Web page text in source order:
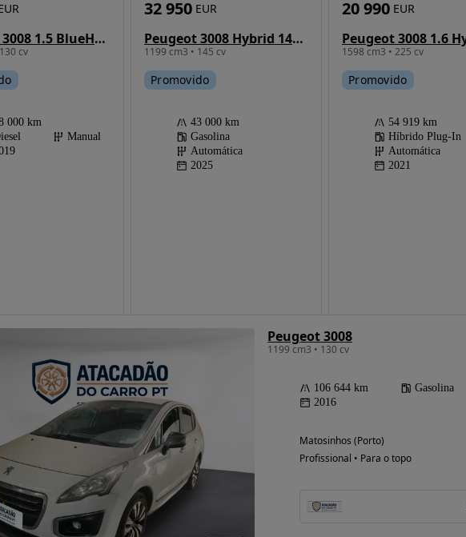
Possibilidade de
financiamento
Peugeot 3008 1.5 BlueHDi Allure Pack
cv
000 km
Manual
Peugeot 3008 Hybrid 145 e-DSC6 GT
1199 cm3 • 145 cv
32 950 EUR
Promovido
43 000 km
Gasolina
Automática
2025
1598 cm3 • 225 cv
20 990 EUR
Promovido
54 919 km
Híbrido Plug-In
Automática
2021
Peugeot 3008
1199 cm3 • 130 cv
106 644 km Gasolina
2016
Matosinhos (Porto)
Profissional • Para o topo